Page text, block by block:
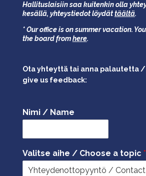
Hallituslaisiin saa kuitenkin olla
kesällä, yhteystiedot löydättäältä.
* Our office is on summer vacation.
the board fromhere.
Ota yhteyttä tai anna palautetta /
give us feedback:
Nimi / Name
Valitse aihe / Choose a topic *